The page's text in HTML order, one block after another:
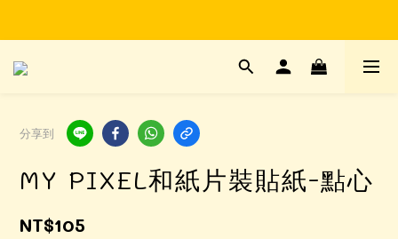
Time to enjoy STATIONERY!
分享到
MY PIXEL和紙片裝貼紙-點心
NT$105